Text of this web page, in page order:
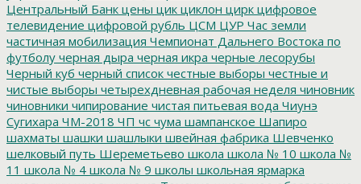
Центральный Банк цены цик циклон цирк цифровое
телевидение цифровой рубль ЦСМ ЦУР Час земли
частичная мобилизация Чемпионат Дальнего Востока по
футболу черная дыра черная икра черные лесорубы
Черный куб черный список честные выборы честные и
чистые выборы четырехдневная рабочая неделя чиновник
чиновники чипирование чистая питьевая вода Чиунэ
Сугихара ЧМ-2018 ЧП чс чума шампанское Шапиро
шахматы шашки шашлыки швейная фабрика Шевченко
шелковый путь Шереметьево школа школа № 10 школа №
11 школа № 4 школа № 9 школы школьная ярмарка